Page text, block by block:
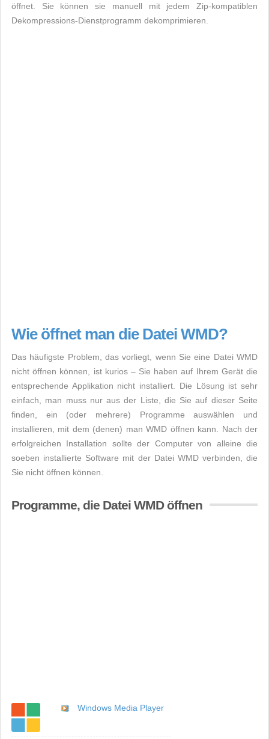
öffnet. Sie können sie manuell mit jedem Zip-kompatiblen
Dekompressions-Dienstprogramm dekomprimieren.
Wie öffnet man die Datei WMD?
Das häufigste Problem, das vorliegt, wenn Sie eine Datei WMD
nicht öffnen können, ist kurios – Sie haben auf Ihrem Gerät die
entsprechende Applikation nicht installiert. Die Lösung ist sehr
einfach, man muss nur aus der Liste, die Sie auf dieser Seite
finden, ein (oder mehrere) Programme auswählen und
installieren, mit dem (denen) man WMD öffnen kann. Nach der
erfolgreichen Installation sollte der Computer von alleine die
soeben installierte Software mit der Datei WMD verbinden, die
Sie nicht öffnen können.
Programme, die Datei WMD öffnen
Windows Media Player